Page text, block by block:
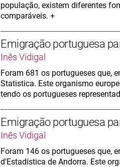
população, existem diferentes
comparáveis. +
Emigração portuguesa
Inês Vidigal
Foram 681 os portugueses que,
Statistica. Este organismo
tendo os portugueses
Emigração portuguesa
Inês Vidigal
Foram 146 os portugueses que,
d'Estadística de Andorra. Este